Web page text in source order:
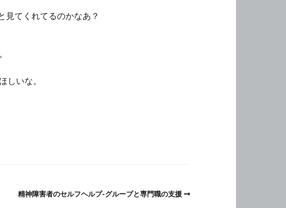
見てくれてるのかなあ？
いな。
精神障害者のセルフヘルプ-グループと専門職の支援